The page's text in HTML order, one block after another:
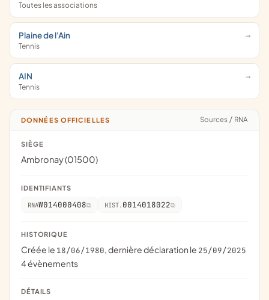
Toutes les associations
Plaine de l'Ain
Tennis
AIN
Tennis
DONNÉES OFFICIELLES Sources / RNA
SIÈGE
Ambronay (01500)
IDENTIFIANTS
RNAW014000408 HIST. 0014018022
HISTORIQUE
Créée le 18/06/1980, dernière déclaration le 25/09/2025
4 évènements
DÉTAILS